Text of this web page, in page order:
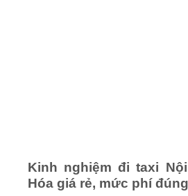
Kinh nghiệm đi taxi
Hóa giá rẻ, mức phí